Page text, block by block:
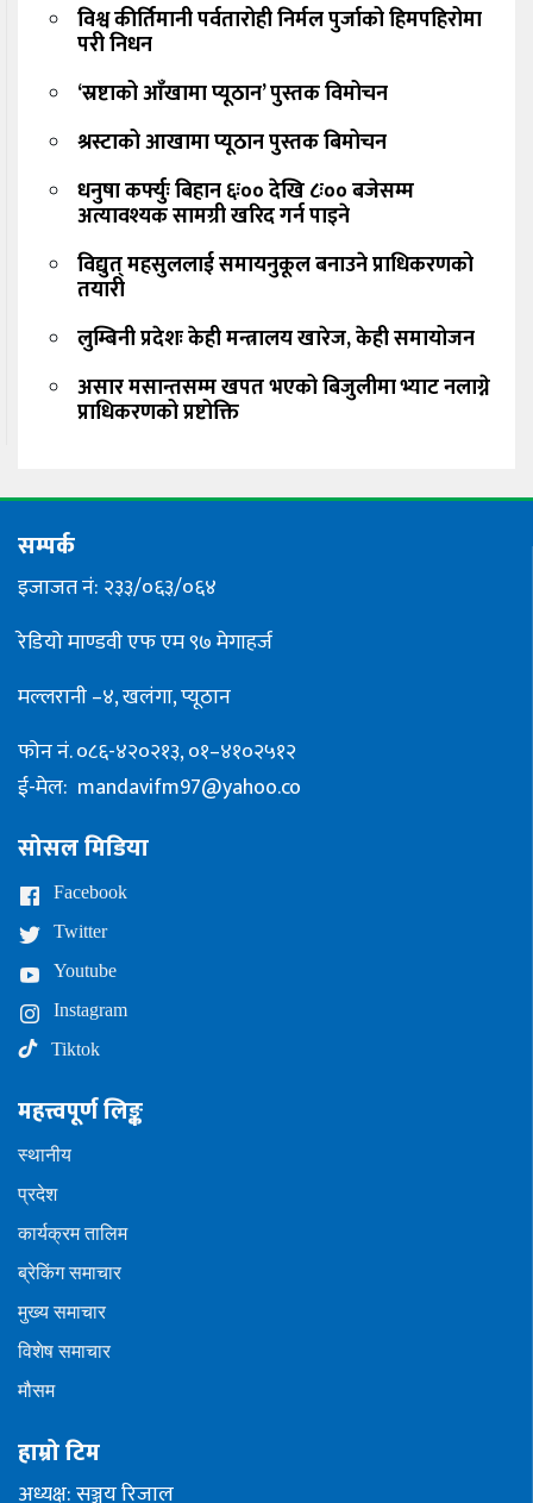
विश्व कीर्तिमानी पर्वतारोही निर्मल पुर्जाको हिमपहिरोमा
परी निधन
‘स्रष्टाको आँखामा प्यूठान’ पुस्तक विमोचन
श्रस्टाको आखामा प्यूठान पुस्तक बिमोचन
धनुषा कर्फ्युः बिहान ६ः०० देखि ८ः०० बजेसम्म
अत्यावश्यक सामग्री खरिद गर्न पाइने
विद्युत् महसुललाई समायनुकूल बनाउने प्राधिकरणको
तयारी
लुम्बिनी प्रदेशः केही मन्त्रालय खारेज, केही समायोजन
असार मसान्तसम्म खपत भएको बिजुलीमा भ्याट नलाग्ने
प्राधिकरणको प्रष्टोक्ति
सम्पर्क
इजाजत नं: २३३/०६३/०६४
रेडियो माण्डवी एफ एम ९७ मेगाहर्ज
मल्लरानी –४, खलंगा, प्यूठान
फोन नं. ०८६-४२०२१३, ०१–४१०२५१२
ई-मेल: mandavifm97@yahoo.co
सोसल मिडिया
Facebook
Twitter
Youtube
Instagram
Tiktok
महत्त्वपूर्ण लिङ्क
स्थानीय
प्रदेश
कार्यक्रम तालिम
ब्रेकिंग समाचार
मुख्य समाचार
विशेष समाचार
मौसम
हाम्रो टिम
अध्यक्ष: सञ्जय रिजाल